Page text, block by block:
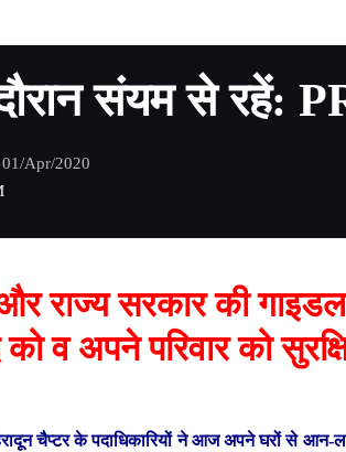
संयम से रहें:
Apr/2020
राज्य सरकार की
व अपने परिवार को
चैप्टर के पदाधिकारियों ने आज अपने घरों से आन-